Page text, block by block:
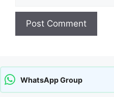
WhatsApp Group